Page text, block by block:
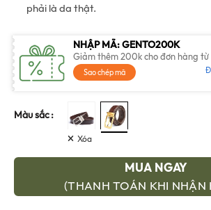
1,600,000 ₫.
phải là da thật.
NHẬP MÃ: GENTO200K
Giảm thêm 200k cho đơn hàng
Sao chép mã
Màu sắc
Xóa
MUA NGAY
(THANH TOÁN KHI NHẬN